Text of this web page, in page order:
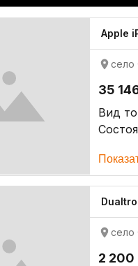
Apple
село
35
Вид
село
2 200